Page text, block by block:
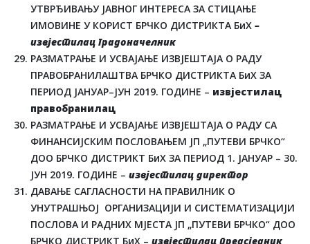
УТВРЂИВАЊУ ЈАВНОГ ИНТЕРЕСА ЗА СТИЦАЊЕ
ИМОВИНЕ У КОРИСТ БРЧКО ДИСТРИКТА БиХ –
извјестилац градоначелник
РАЗМАТРАЊЕ И УСВАЈАЊЕ ИЗВЈЕШТАЈА О РАДУ
ПРАВОБРАНИЛАШТВА БРЧКО ДИСТРИКТА БиХ ЗА
ПЕРИОД ЈАНУАР–ЈУН 2019. ГОДИНЕ – извјестилац
правобранилац
РАЗМАТРАЊЕ И УСВАЈАЊЕ ИЗВЈЕШТАЈА О РАДУ СА
ФИНАНСИЈСКИМ ПОСЛОВАЊЕМ ЈП „ПУТЕВИ БРЧКО“
ДОО БРЧКО ДИСТРИКТ БиХ ЗА ПЕРИОД 1. ЈАНУАР – 30.
ЈУН 2019. ГОДИНЕ – извјестилац директор
ДАВАЊЕ САГЛАСНОСТИ НА ПРАВИЛНИК О
УНУТРАШЊОЈ ОРГАНИЗАЦИЈИ И СИСТЕМАТИЗАЦИЈИ
ПОСЛОВА И РАДНИХ МЈЕСТА ЈП „ПУТЕВИ БРЧКО“ ДОО
БРЧКО ДИСТРИКТ БиХ – извјестилац предсједник